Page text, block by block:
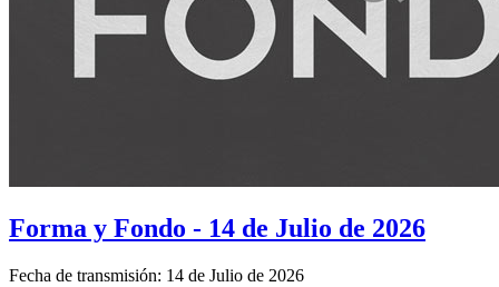
Forma y Fondo - 14 de Julio de 2026
Fecha de transmisión: 14 de Julio de 2026